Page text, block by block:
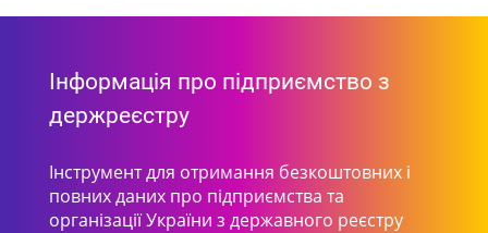
Інформація про підприємство з
держреєстру
Інструмент для отримання безкоштовних і
повних даних про підприємства та
організації України з державного реєстру